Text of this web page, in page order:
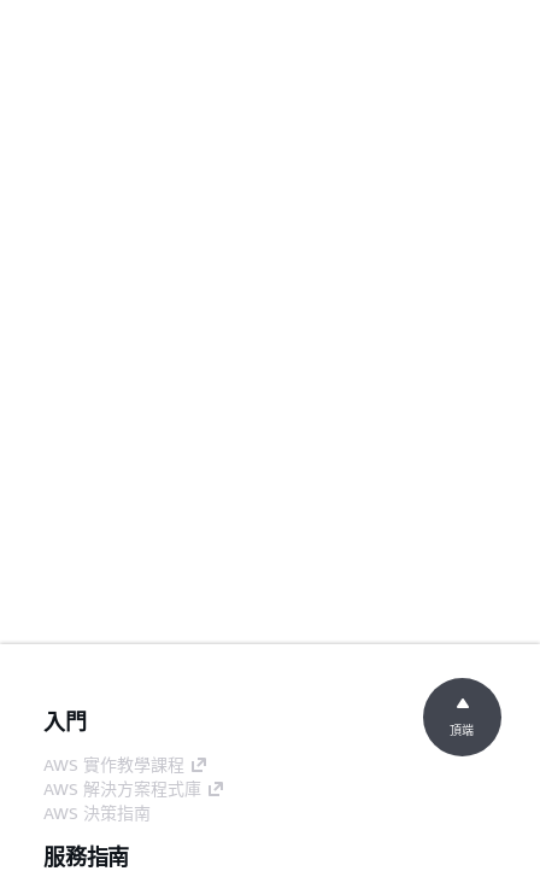
入門
AWS 實作教學課程
AWS 解決方案程式庫
AWS 決策指南
服務指南
頂端